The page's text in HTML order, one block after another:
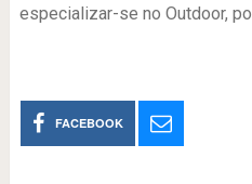
especializar-se no Outdoor,
FACEBOOK